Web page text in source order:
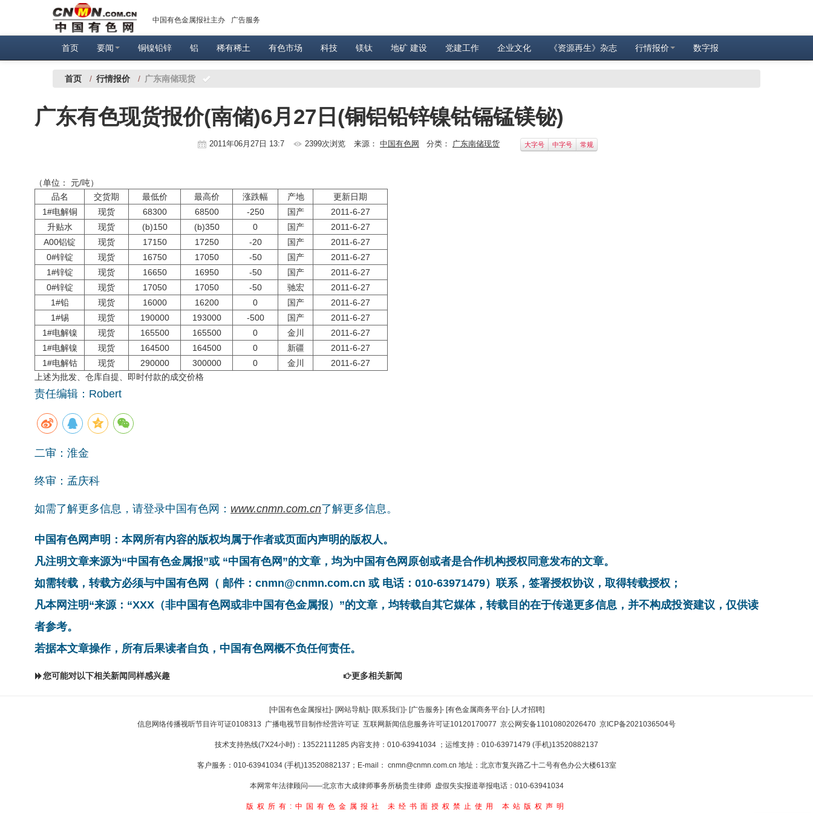
中国有色金属报社主办 广告服务
首页 要闻 铜镍铅锌 铝 稀有稀土 有色市场 科技 镁钛 地矿 建设 党建工作 企业文化 《资源再生》杂志 行情报价 数字报
首页 / 行情报价 / 广东南储现货
广东有色现货报价(南储)6月27日(铜铝铅锌镍钴镉锰镁铋)
2011年06月27日 13:7 2399次浏览 来源： 中国有色网 分类： 广东南储现货 大字号 中字号 常规
（单位： 元/吨）
品名
交货期 最低价 最高价 涨跌幅 产地
更新日期
1#电解铜
现货 68300 68500 -250 国产
2011-6-27
升贴水
现货 (b)150 (b)350 0 国产
2011-6-27
A00铝锭
现货 17150 17250 -20 国产
2011-6-27
0#锌锭
现货 16750 17050 -50 国产
2011-6-27
1#锌锭
现货 16650 16950 -50 国产
2011-6-27
0#锌锭
现货 17050 17050 -50 驰宏
2011-6-27
1#铅
现货 16000 16200 0 国产
2011-6-27
1#锡
现货 190000 193000 -500 国产
2011-6-27
1#电解镍
现货 165500 165500 0 金川
2011-6-27
1#电解镍
现货 164500 164500 0 新疆
2011-6-27
1#电解钴
现货 290000 300000 0 金川
2011-6-27
上述为批发、仓库自提、即时付款的成交价格
责任编辑：Robert
二审：淮金
终审：孟庆科
如需了解更多信息，请登录中国有色网： www.cnmn.com.cn了解更多信息。
中国有色网声明：本网所有内容的版权均属于作者或页面内声明的版权人。
凡注明文章来源为“中国有色金属报”或 “中国有色网”的文章，均为中国有色网原创或者是合作机构授权同意发布的文章。
如需转载，转载方必须与中国有色网（ 邮件：cnmn@cnmn.com.cn 或 电话：010-63971479）联系，签署授权协议，取得转载授权；
凡本网注明“来源：“XXX（非中国有色网或非中国有色金属报）”的文章，均转载自其它媒体，转载目的在于传递更多信息，并不构成投资建议，仅供读
者参考。
若据本文章操作，所有后果读者自负，中国有色网概不负任何责任。
您可能对以下相关新闻同样感兴趣 更多相关新闻
[中国有色金属报社]- [网站导航]- [联系我们]- [广告服务]- [有色金属商务平台]- [人才招聘]
信息网络传播视听节目许可证0108313 广播电视节目制作经营许可证 互联网新闻信息服务许可证10120170077 京公网安备11010802026470 京ICP备2021036504号
技术支持热线(7X24小时)：13522111285 内容支持：010-63941034 ；运维支持：010-63971479 (手机)13520882137
客户服务：010-63941034 (手机)13520882137；E-mail： cnmn@cnmn.com.cn 地址：北京市复兴路乙十二号有色办公大楼613室
本网常年法律顾问——北京市大成律师事务所杨贵生律师 虚假失实报道举报电话：010-63941034
版权所有:中国有色金属报社 未经书面授权禁止使用 本站版权声明